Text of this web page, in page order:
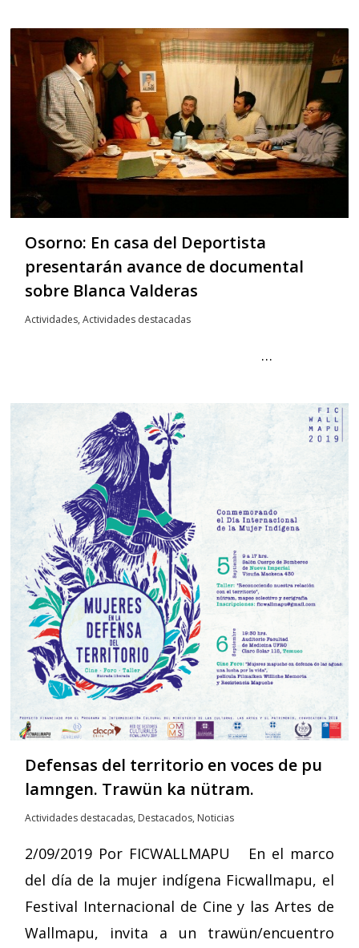
Osorno: En casa del Deportista
presentarán avance de documental
sobre Blanca Valderas
Actividades,Actividades destacadas
…
Defensas del territorio en voces de pu
lamngen. Trawün ka nütram.
Actividades destacadas, Destacados, Noticias
2/09/2019 Por FICWALLMAPU En el marco
del día de la mujer indígena Ficwallmapu, el
Festival Internacional de Cine y las Artes de
Wallmapu, invita a un trawün/encuentro